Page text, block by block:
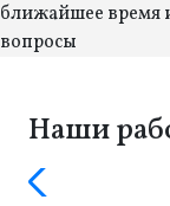
ближайшее время
вопросы
Наши